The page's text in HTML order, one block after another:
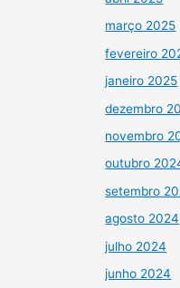
março 2025
fevereiro
janeiro 2025
dezembro
novembro
outubro
setembro
agosto 2024
julho 2024
junho 2024